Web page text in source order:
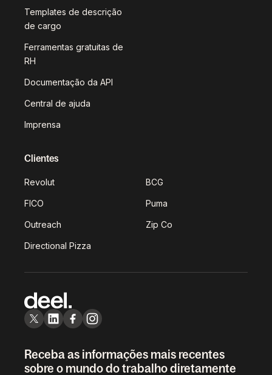
Templates de descrição
de cargo
Ferramentas gratuitas de
RH
Documentação da API
Central de ajuda
Imprensa
Clientes
Revolut BCG
FICO Puma
Outreach Zip Co
Directional Pizza
Receba as informações mais recentes
sobre o mundo do trabalho diretamente